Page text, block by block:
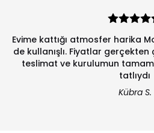
Evime kattığı atmosfer harika
de kullanışlı. Fiyatlar gerçekten
teslimat ve kurulumun
tatlıydı
Kübra S.